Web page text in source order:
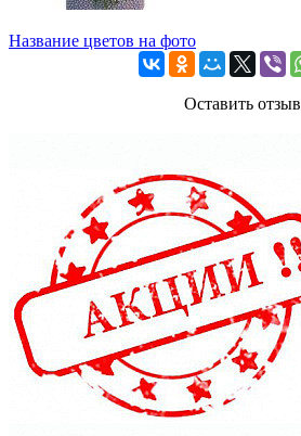
Название цветов на фото
Оставить отзыв